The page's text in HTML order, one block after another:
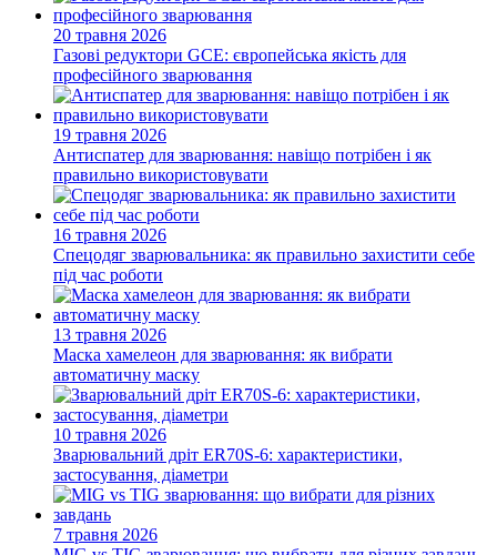
20 травня 2026
Газові редуктори GCE: європейська якість для
професійного зварювання
19 травня 2026
Антиспатер для зварювання: навіщо потрібен і як
правильно використовувати
16 травня 2026
Спецодяг зварювальника: як правильно захистити себе
під час роботи
13 травня 2026
Маска хамелеон для зварювання: як вибрати
автоматичну маску
10 травня 2026
Зварювальний дріт ER70S-6: характеристики,
застосування, діаметри
7 травня 2026